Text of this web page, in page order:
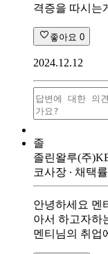
격증을 따시는
좋아요 0
2024.12.12
졸
졸린왈루(주
코사장 ∙ 채택률
안녕하세요 멘
아서 하고자하
멘티님의 취업